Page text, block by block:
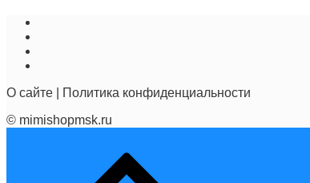
О сайте
Политика конфиденциальности
© mimishopmsk.ru